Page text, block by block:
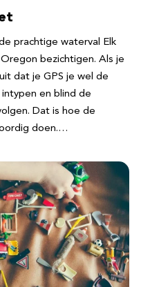
prachtige waterval Elk
bezichtigen. Als je
dat je GPS je wel de
intypen en blind de
Dat is hoe de
doen.…